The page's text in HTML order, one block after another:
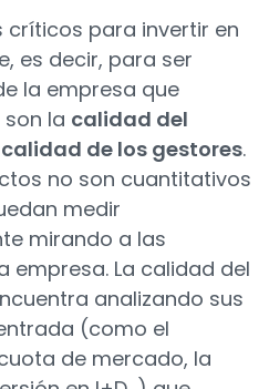
críticos para invertir en
es decir, para ser
la empresa que
la calidad del
calidad de los gestores.
no son cuantitativos
medir
mirando a las
empresa. La calidad del
analizando sus
(como el
de mercado, la